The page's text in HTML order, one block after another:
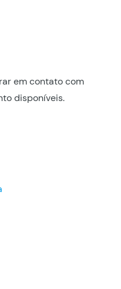
em contato com
disponíveis.